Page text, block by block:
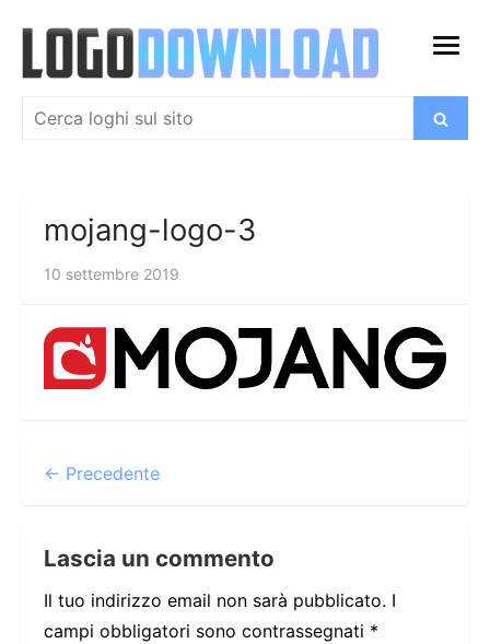
contenuto
apri
Cerca:
Cerca
mojang-logo-3
10 settembre 2019
← Precedente
Lascia un commento
Il tuo indirizzo email non sarà pubblicato. I
campi obbligatori sono contrassegnati *